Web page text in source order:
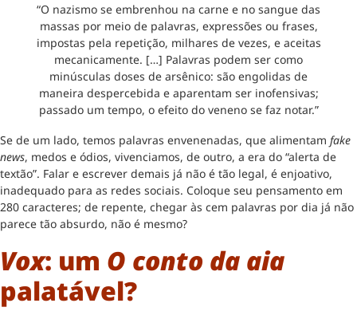
“O nazismo se embrenhou na carne e no sangue das
massas por meio de palavras, expressões ou frases,
impostas pela repetição, milhares de vezes, e aceitas
mecanicamente. […] Palavras podem ser como
minúsculas doses de arsênico: são engolidas de
maneira despercebida e aparentam ser inofensivas;
passado um tempo, o efeito do veneno se faz notar.”
Se de um lado, temos palavras envenenadas, que alimentam fake
news, medos e ódios, vivenciamos, de outro, a era do “alerta de
textão”. Falar e escrever demais já não é tão legal, é enjoativo,
inadequado para as redes sociais. Coloque seu pensamento em
280 caracteres; de repente, chegar às cem palavras por dia já não
parece tão absurdo, não é mesmo?
Vox: um O conto da aia
palatável?